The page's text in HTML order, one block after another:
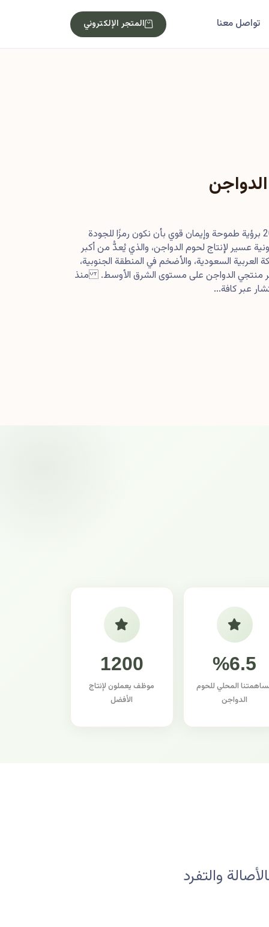
تواصل معنا المتجر الإلكتروني
بدأت رحلتنا في أصول عام 2013 برؤية طموحة وإيمان قوي بأن نكون رمزًا للجودة
عسير لإنتاج لحوم الدواجن، والذي يُعدُّ من أكبر
السعودية، والأضخم في المنطقة الجنوبية،
منتجي الدواجن على مستوى الشرق الأوسط. منذ
عبر كافة...
%6.5
المحلي للحوم
الدواجن
1200
موظف يعملون لإنتاج
الأفضل
والتفرد